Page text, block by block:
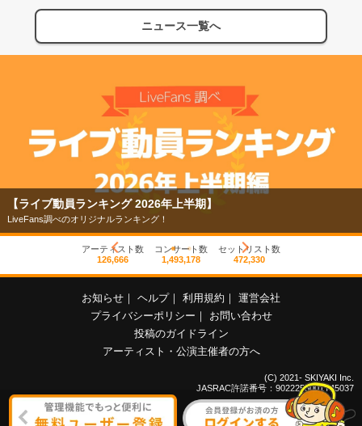
ニュース一覧へ
【ライブ動員ランキング 2026年上半期】
LiveFans調べのオリジナルランキング！
アーティスト数
126,666
コンサート数
1,493,178
セットリスト数
472,330
お知らせ ｜ ヘルプ｜ 利用規約 ｜ 運営会社
プライバシーポリシー ｜
お問い合わせ
投稿のガイドライン
アーティスト・公演主催者の方へ
(C) 2021- SKIYAKI Inc.
JASRAC許諾番号：9022255001Y45037